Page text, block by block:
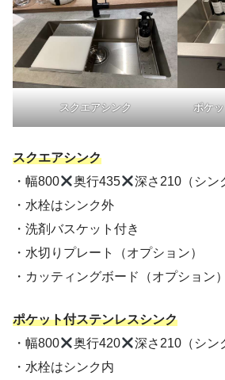
スクエアシンク ポケ
スクエアシンク
・幅800
奥行435
深さ210（シン
・水栓はシンク外
・洗剤バスケット付き
・水切りプレート（オプション）
・カッティングボード（オプション）
ポケット付ステンレスシンク
・幅800
奥行420
深さ210（シン
・水栓はシンク内